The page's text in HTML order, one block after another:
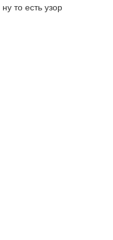
то есть узор